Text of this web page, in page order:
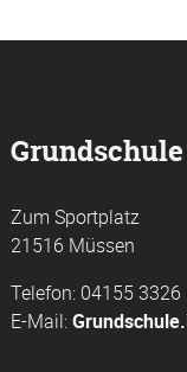
Zum Sportplatz
21516 Müssen
Telefon: 04155 3326
E-Mail: